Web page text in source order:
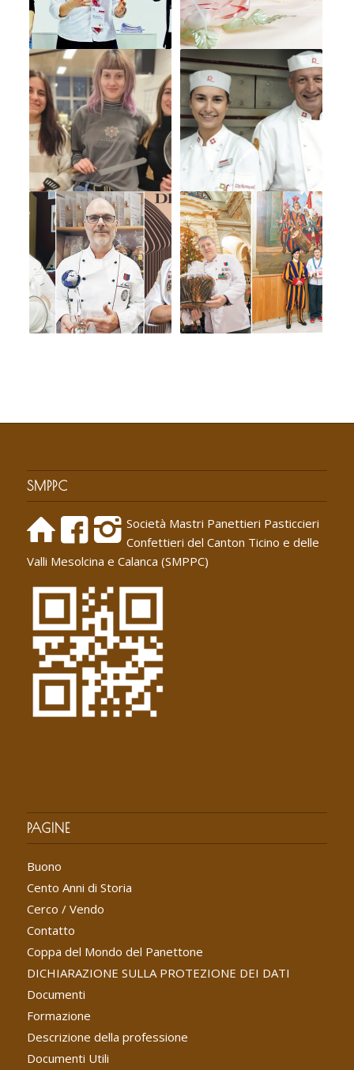
SMPPC
Società Mastri Panettieri Pasticcieri
Confettieri del Canton Ticino e delle
Valli Mesolcina e Calanca (SMPPC)
PAGINE
Buono
Cento Anni di Storia
Cerco / Vendo
Contatto
Coppa del Mondo del Panettone
DICHIARAZIONE SULLA PROTEZIONE DEI DATI
Documenti
Formazione
Descrizione della professione
Documenti Utili